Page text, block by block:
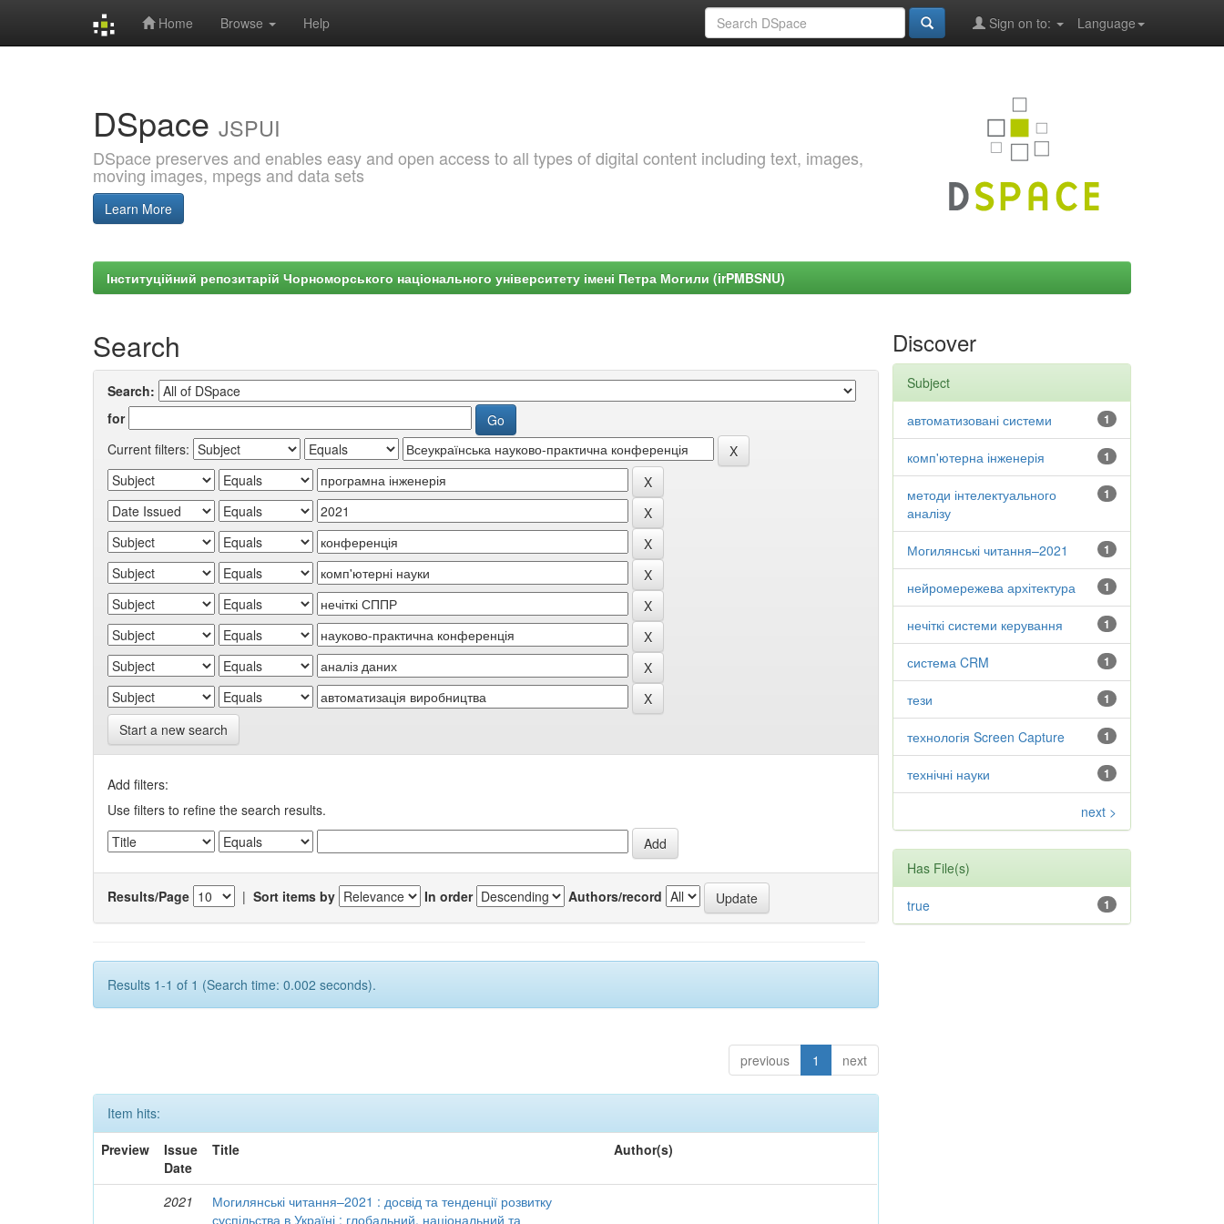
Home Browse Help Language
Sign on to:
DSpace JSPUI
DSpace preserves and enables easy and open access to all types of digital content including text, images,
moving images, mpegs and data sets
Learn More
Інституційний репозитарій Чорноморського національного університету імені Петра Могили (irPMBSNU)
Search
Search:
for
Current filters:
Start a new search
Add filters:
Use filters to refine the search results.
Results/Page | Sort items by In order Authors/record
Results 1-1 of 1 (Search time: 0.002 seconds).
previous 1 next
Item hits:
Preview
Issue
Date
Title Author(s)
2021
Могилянські читання–2021 : досвід та тенденції розвитку
суспільства в Україні : глобальний, національний та
Discover
Subject
1
автоматизовані системи
1
комп'ютерна інженерія
1
методи інтелектуального
аналізу
1
Могилянські читання–2021
1
нейромережева архітектура
1
нечіткі системи керування
1
система CRM
1
тези
1
технологія Screen Capture
1
технічні науки
next >
Has File(s)
1
true